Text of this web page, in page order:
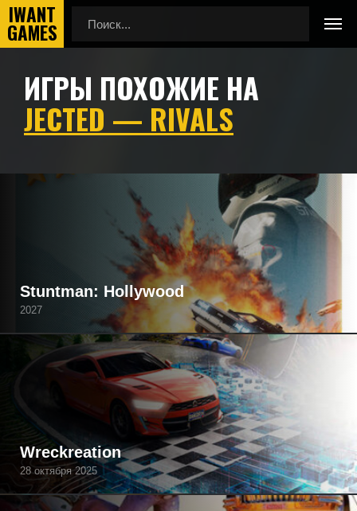
Главная
Игры похожие на Jected — Rivals
ИГРЫ ПОХОЖИЕ НА
JECTED — RIVALS
Подборка игр, похожих на Jected - Rivals по геймплею,
Stuntman: Hollywood
2027
Wreckreation
28 октября 2025